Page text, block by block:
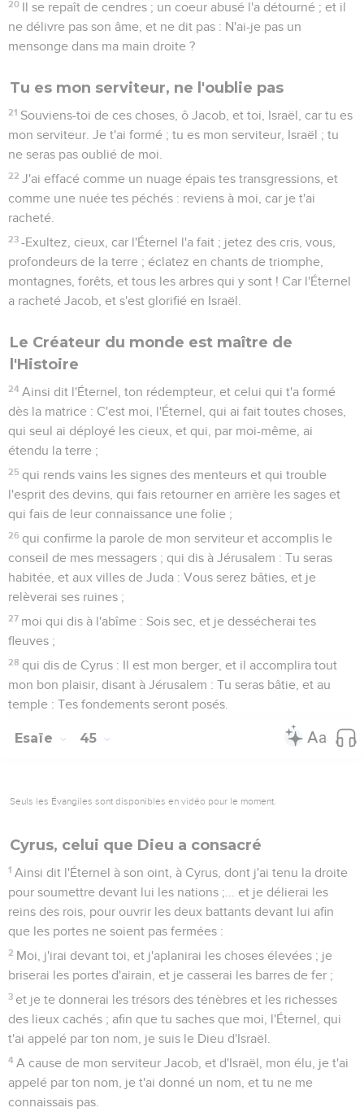
20 Il se repaît de cendres ; un coeur abusé l'a détourné ; et il
ne délivre pas son âme, et ne dit pas : N'ai-je pas un
mensonge dans ma main droite ?
Tu es mon serviteur, ne l'oublie pas
21 Souviens-toi de ces choses, ô Jacob, et toi, Israël, car tu es
mon serviteur. Je t'ai formé ; tu es mon serviteur, Israël ; tu
ne seras pas oublié de moi.
22 J'ai effacé comme un nuage épais tes transgressions, et
comme une nuée tes péchés : reviens à moi, car je t'ai
racheté.
23 -Exultez, cieux, car l'Éternel l'a fait ; jetez des cris, vous,
profondeurs de la terre ; éclatez en chants de triomphe,
montagnes, forêts, et tous les arbres qui y sont ! Car l'Éternel
a racheté Jacob, et s'est glorifié en Israël.
Le Créateur du monde est maître de
l'Histoire
24 Ainsi dit l'Éternel, ton rédempteur, et celui qui t'a formé
dès la matrice : C'est moi, l'Éternel, qui ai fait toutes choses,
qui seul ai déployé les cieux, et qui, par moi-même, ai
étendu la terre ;
25 qui rends vains les signes des menteurs et qui trouble
l'esprit des devins, qui fais retourner en arrière les sages et
qui fais de leur connaissance une folie ;
26 qui confirme la parole de mon serviteur et accomplis le
conseil de mes messagers ; qui dis à Jérusalem : Tu seras
habitée, et aux villes de Juda : Vous serez bâties, et je
relèverai ses ruines ;
27 moi qui dis à l'abîme : Sois sec, et je dessécherai tes
fleuves ;
28 qui dis de Cyrus : Il est mon berger, et il accomplira tout
mon bon plaisir, disant à Jérusalem : Tu seras bâtie, et au
temple : Tes fondements seront posés.
Esaïe 45
Seuls les Évangiles sont disponibles en vidéo pour le moment.
Cyrus, celui que Dieu a consacré
1 Ainsi dit l'Éternel à son oint, à Cyrus, dont j'ai tenu la droite
pour soumettre devant lui les nations ;... et je délierai les
reins des rois, pour ouvrir les deux battants devant lui afin
que les portes ne soient pas fermées :
2 Moi, j'irai devant toi, et j'aplanirai les choses élevées ; je
briserai les portes d'airain, et je casserai les barres de fer ;
3 et je te donnerai les trésors des ténèbres et les richesses
des lieux cachés ; afin que tu saches que moi, l'Éternel, qui
t'ai appelé par ton nom, je suis le Dieu d'Israël.
4 A cause de mon serviteur Jacob, et d'Israël, mon élu, je t'ai
appelé par ton nom, je t'ai donné un nom, et tu ne me
connaissais pas.